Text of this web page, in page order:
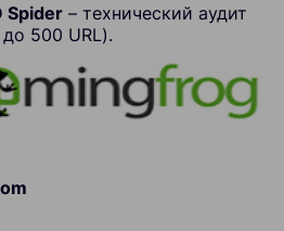
Spider – технический аудит
500 URL).